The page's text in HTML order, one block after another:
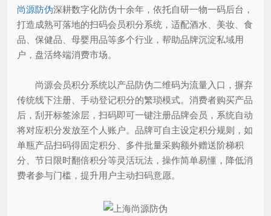
尚源防伪深耕数字化防伪十余年，依托自研一物一码后台，
打造成熟可落地的扫码会员积分系统，适配酒水、美妆、食
品、保健品、母婴用品等多个行业，帮助品牌沉淀私域用
户，盘活终端消费市场。
尚源会员积分系统以产品防伪二维码为流量入口，摒弃
传统线下注册、手动登记积分的繁琐模式。消费者购买产品
后，刮开标签涂层，扫码即可一键注册品牌会员，系统自动
将对应积分发放至个人账户。品牌可自主设定积分规则，如
单瓶产品扫码得固定积分、多件批量采购额外赠送阶梯积
分、节日限时翻倍积分等灵活玩法，操作简单易懂，降低消
费者参与门槛，提升用户主动扫码意愿。